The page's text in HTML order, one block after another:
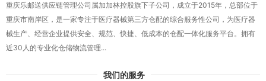
重庆乐邮送供应链管理公司属加加林控股旗下子公司，成立于2015年，总部位于
重庆市南岸区，是一家专注于医疗器械第三方仓配的综合服务性公司，为医疗器
械生产、经营企业提供安全、规范、快捷、低成本的仓配一体化服务平台。拥有
近30人的专业化仓储物流管理...
我们的服务